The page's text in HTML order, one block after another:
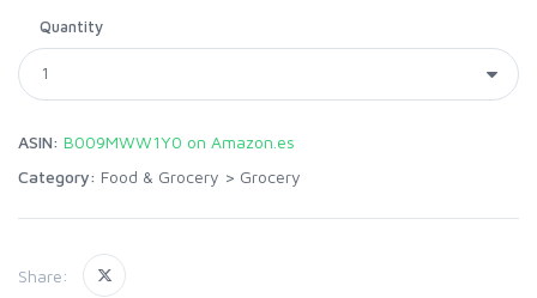
Quantity
ASIN: B009MWW1Y0 on Amazon.es
Category: Food & Grocery > Grocery
Share: